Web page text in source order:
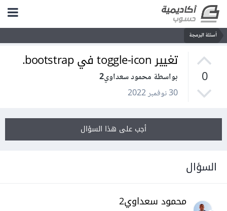
أسئلة البرمجة
0
تغيير toggle-icon في bootstrap.
بواسطة محمود سعداوي2
30 نوفمبر 2022
أجب على هذا السؤال
السؤال
محمود سعداوي2